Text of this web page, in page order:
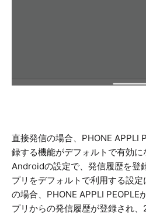
直接発信の場合、PHONE APPLI
録する機能がデフォルトで有効に
Androidの設定で、発信履歴を登
プリをデフォルトで利用する設
の場合、PHONE APPLI PEOPLE
プリからの発信履歴が登録され